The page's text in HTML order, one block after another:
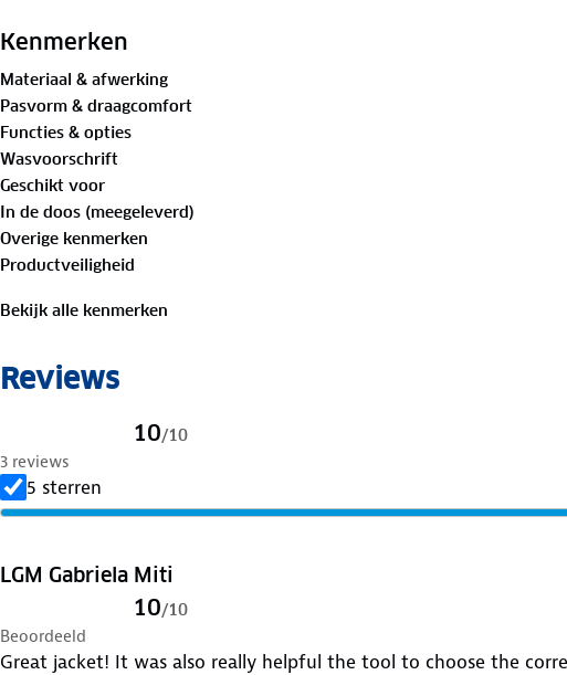
Kenmerken
Materiaal & afwerking
Pasvorm & draagcomfort
Functies & opties
Wasvoorschrift
Geschikt voor
In de doos (meegeleverd)
Overige kenmerken
Productveiligheid
Bekijk alle kenmerken
Reviews
10/10
3 reviews
5 sterren
LGM Gabriela Miti
10/10
Beoordeeld
Great jacket! It was also really helpful the tool to choose the